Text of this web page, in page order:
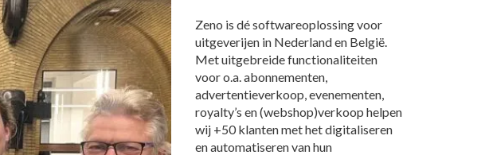
Zeno is dé softwareoplossing voor
uitgeverijen in Nederland en België.
Met uitgebreide functionaliteiten
voor o.a. abonnementen,
advertentieverkoop, evenementen,
royalty’s en (webshop)verkoop helpen
wij +50 klanten met het digitaliseren
en automatiseren van hun